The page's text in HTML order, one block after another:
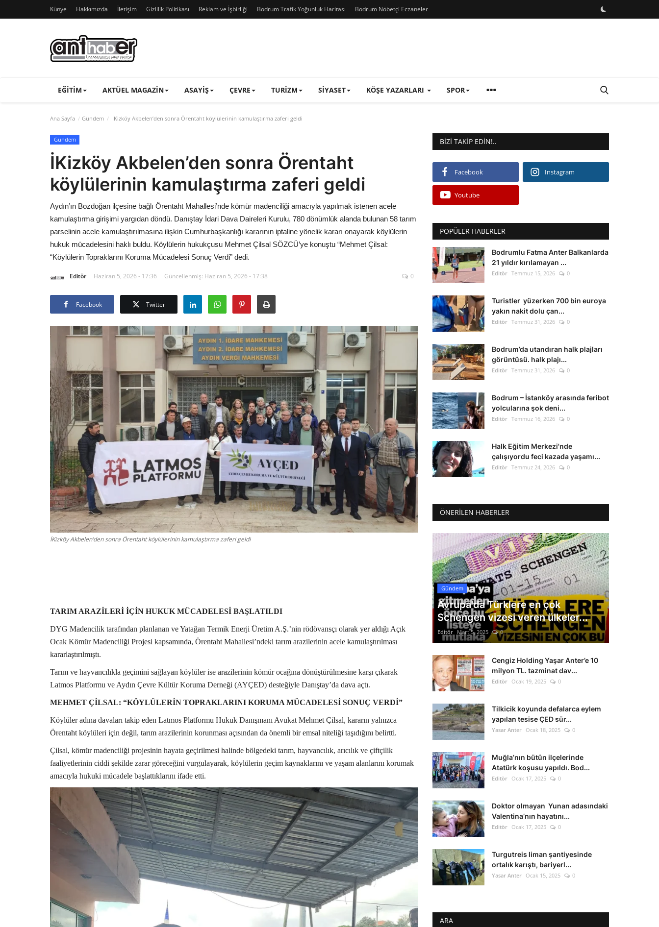
Künye Hakkımızda İletişim Gizlilik Politikası Reklam ve İşbirliği Bodrum Trafik Yoğunluk Haritası Bodrum Nöbetçi Eczaneler
EĞITIM AKTÜEL MAGAZIN ASAYIŞ ÇEVRE TURIZM SIYASET KÖŞE YAZARLARI SPOR
Ana Sayfa Gündem İKizköy Akbelen’den sonra Örentaht köylülerinin kamulaştırma zaferi geldi
Gündem
İKizköy Akbelen’den sonra Örentaht
köylülerinin kamulaştırma zaferi geldi
Aydın’ın Bozdoğan ilçesine bağlı Örentaht Mahallesi’nde kömür madenciliği amacıyla yapılmak istenen acele
kamulaştırma girişimi yargıdan döndü. Danıştay İdari Dava Daireleri Kurulu, 780 dönümlük alanda bulunan 58 tarım
parselinin acele kamulaştırılmasına ilişkin Cumhurbaşkanlığı kararının iptaline yönelik kararı onayarak köylülerin
hukuk mücadelesini haklı buldu. Köylülerin hukukçusu Mehmet Çilsal SÖZCÜ’ye konuştu “Mehmet Çilsal:
“Köylülerin Topraklarını Koruma Mücadelesi Sonuç Verdi” dedi.
Editör Haziran 5, 2026 - 17:36 Güncellenmiş: Haziran 5, 2026 - 17:38 0
Facebook Twitter
İKizköy Akbelen’den sonra Örentaht köylülerinin kamulaştırma zaferi geldi
TARIM ARAZİLERİ İÇİN HUKUK MÜCADELESİ BAŞLATILDI
DYG Madencilik tarafından planlanan ve Yatağan Termik Enerji Üretim A.Ş.’nin rödövansçı olarak yer aldığı Açık
Ocak Kömür Madenciliği Projesi kapsamında, Örentaht Mahallesi’ndeki tarım arazilerinin acele kamulaştırılması
kararlaştırılmıştı.
Tarım ve hayvancılıkla geçimini sağlayan köylüler ise arazilerinin kömür ocağına dönüştürülmesine karşı çıkarak
Latmos Platformu ve Aydın Çevre Kültür Koruma Derneği (AYÇED) desteğiyle Danıştay’da dava açtı.
MEHMET ÇİLSAL: “KÖYLÜLERİN TOPRAKLARINI KORUMA MÜCADELESİ SONUÇ VERDİ”
Köylüler adına davaları takip eden Latmos Platformu Hukuk Danışmanı Avukat Mehmet Çilsal, kararın yalnızca
Örentaht köylüleri için değil, tarım arazilerinin korunması açısından da önemli bir emsal niteliği taşıdığını belirtti.
Çilsal, kömür madenciliği projesinin hayata geçirilmesi halinde bölgedeki tarım, hayvancılık, arıcılık ve çiftçilik
faaliyetlerinin ciddi şekilde zarar göreceğini vurgulayarak, köylülerin geçim kaynaklarını ve yaşam alanlarını korumak
amacıyla hukuki mücadele başlattıklarını ifade etti.
BIZI TAKIP EDIN!..
Facebook Instagram
Youtube
POPÜLER HABERLER
Bodrumlu Fatma Anter Balkanlarda
21 yıldır kırılamayan ...
Editör Temmuz 15, 2026 0
Turistler yüzerken 700 bin euroya
yakın nakit dolu çan...
Editör Temmuz 31, 2026 0
Bodrum’da utandıran halk plajları
görüntüsü. halk plajı...
Editör Temmuz 31, 2026 0
Bodrum – İstanköy arasında feribot
yolcularına şok deni...
Editör Temmuz 16, 2026 0
Halk Eğitim Merkezi'nde
çalışıyordu feci kazada yaşamı...
Editör Temmuz 24, 2026 0
ÖNERILEN HABERLER
Gündem
Avrupa'da Türklere en çok
Schengen vizesi veren ülkeler...
Editör Mart 5, 2025 0
Cengiz Holding Yaşar Anter’e 10
milyon TL. tazminat dav...
Editör Ocak 19, 2025 0
Tilkicik koyunda defalarca eylem
yapılan tesise ÇED sür...
Yasar Anter Ocak 18, 2025 0
Muğla’nın bütün ilçelerinde
Atatürk koşusu yapıldı. Bod...
Editör Ocak 17, 2025 0
Doktor olmayan Yunan adasındaki
Valentina’nın hayatını...
Editör Ocak 17, 2025 0
Turgutreis liman şantiyesinde
ortalık karıştı, bariyerl...
Yasar Anter Ocak 15, 2025 0
ARA